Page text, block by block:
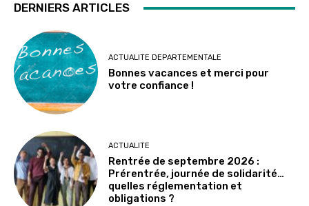
DERNIERS ARTICLES
ACTUALITE DEPARTEMENTALE
Bonnes vacances et merci pour
votre confiance !
ACTUALITE
Rentrée de septembre 2026 :
Prérentrée, journée de solidarité…
quelles réglementation et
obligations ?